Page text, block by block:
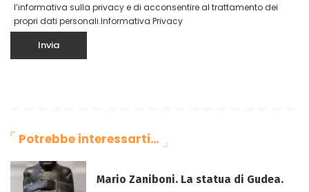
l’informativa sulla privacy e di acconsentire al trattamento dei
propri dati personali.Informativa Privacy
Potrebbe interessarti…
Mario Zaniboni. La statua di Gudea.